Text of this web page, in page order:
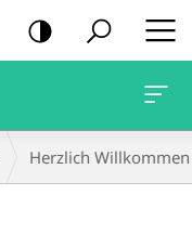
Herzlich